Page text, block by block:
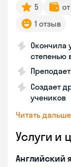
5
1 отзыв
Окончила
степенью
Создает
учеников
Читать дальше
Услуги и
Английский